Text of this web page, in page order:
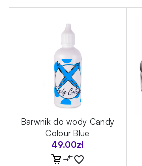
Barwnik do wody Candy
Colour Blue
49.00zł